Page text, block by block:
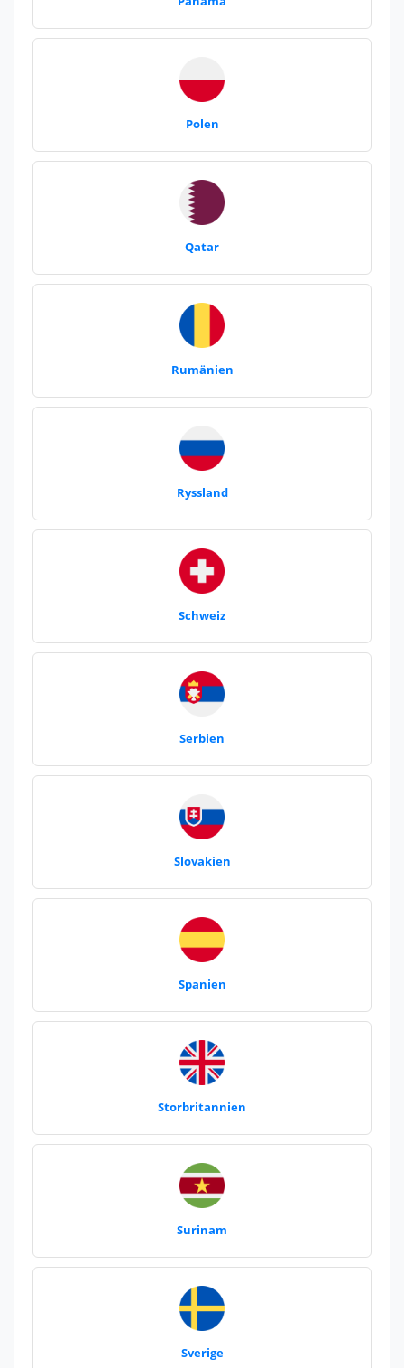
Polen
Qatar
Rumänien
Ryssland
Schweiz
Serbien
Slovakien
Spanien
Storbritannien
Surinam
Sverige